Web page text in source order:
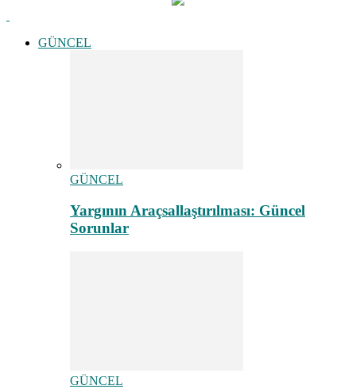
GÜNCEL
GÜNCEL
Yargının Araçsallaştırılması: Güncel
Sorunlar
GÜNCEL